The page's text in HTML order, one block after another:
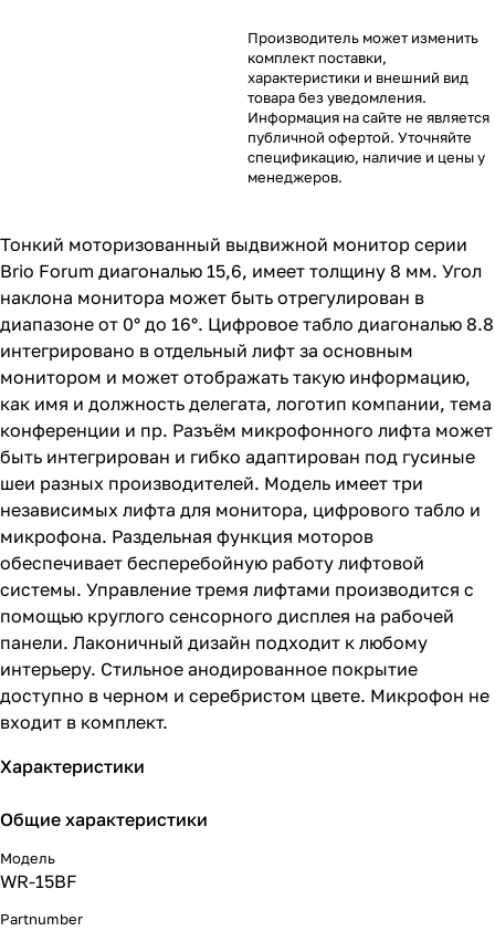
Производитель может изменить
комплект поставки,
характеристики и внешний вид
товара без уведомления.
Информация на сайте не является
публичной офертой. Уточняйте
спецификацию, наличие и цены у
менеджеров.
Тонкий моторизованный выдвижной монитор серии
Brio Forum диагональю 15,6, имеет толщину 8 мм. Угол
наклона монитора может быть отрегулирован в
диапазоне от 0° до 16°. Цифровое табло диагональю 8.8
интегрировано в отдельный лифт за основным
монитором и может отображать такую информацию,
как имя и должность делегата, логотип компании, тема
конференции и пр. Разъём микрофонного лифта может
быть интегрирован и гибко адаптирован под гусиные
шеи разных производителей. Модель имеет три
независимых лифта для монитора, цифрового табло и
микрофона. Раздельная функция моторов
обеспечивает бесперебойную работу лифтовой
системы. Управление тремя лифтами производится с
помощью круглого сенсорного дисплея на рабочей
панели. Лаконичный дизайн подходит к любому
интерьеру. Стильное анодированное покрытие
доступно в черном и серебристом цвете. Микрофон не
входит в комплект.
Характеристики
Общие характеристики
Модель
WR-15BF
Partnumber